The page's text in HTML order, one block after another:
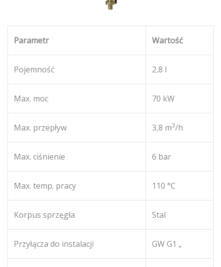
Parametr Wartość
Pojemność 2,8 l
Max. moc 70 kW
Max. przepływ 3,8 m3/h
Max. ciśnienie 6 bar
Max. temp. pracy 110 °C
Korpus sprzęgła Stal
Przyłącza do instalacji GW G1 „